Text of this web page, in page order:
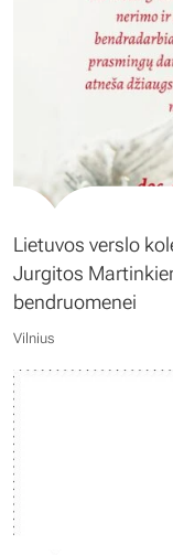
Lietuvos verslo
Jurgitos
bendruomenei
Vilnius